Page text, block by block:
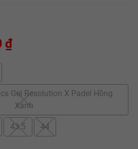
₫
Gel Resolution X Padel Hồng
Xanh
43.5 44